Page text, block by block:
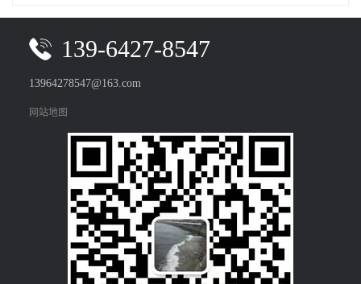
139-6427-8547
13964278547@163.com
网站地图